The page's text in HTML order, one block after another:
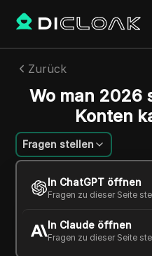
Zurück
Wo man 2026
Konten
Fragen stellen
In ChatGPT öffnen
Fragen zu dieser Seite
In Claude öffnen
Fragen zu dieser Seite
Jessica Wardell
28 Mai 2026 6 min
Copy Link